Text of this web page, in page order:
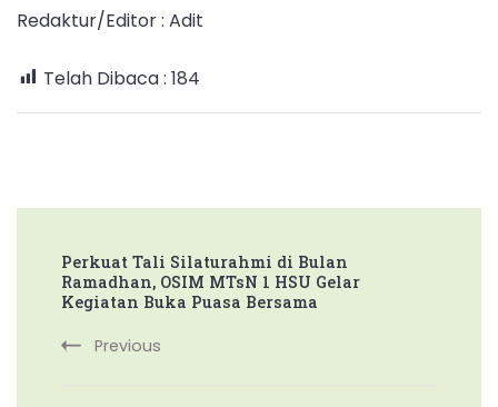
Redaktur/Editor : Adit
Telah Dibaca : 184
Navigation
Perkuat Tali Silaturahmi di Bulan
Ramadhan, OSIM MTsN 1 HSU Gelar
Kegiatan Buka Puasa Bersama
Previous